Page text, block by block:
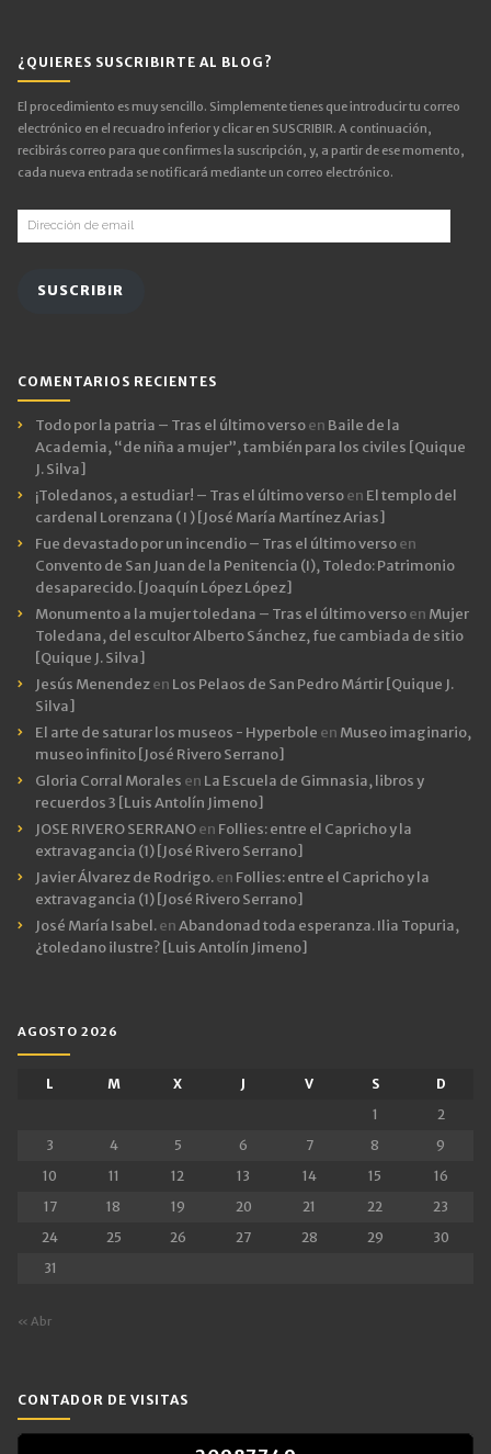
¿QUIERES SUSCRIBIRTE AL BLOG?
El procedimiento es muy sencillo. Simplemente tienes que introducir tu correo
electrónico en el recuadro inferior y clicar en SUSCRIBIR. A continuación,
recibirás correo para que confirmes la suscripción, y, a partir de ese momento,
cada nueva entrada se notificará mediante un correo electrónico.
Dirección
de
SUSCRIBIR
COMENTARIOS RECIENTES
Todo por la patria – Tras el último versoen Baile de la
Academia, “de niña a mujer”, también para los civiles [Quique
J. Silva]
¡Toledanos, a estudiar! – Tras el último versoen El templo del
cardenal Lorenzana ( I ) [José María Martínez Arias]
Fue devastado por un incendio – Tras el último versoen
Convento de San Juan de la Penitencia (I), Toledo: Patrimonio
desaparecido. [Joaquín López López]
Monumento a la mujer toledana – Tras el último versoen Mujer
Toledana, del escultor Alberto Sánchez, fue cambiada de sitio
[Quique J. Silva]
Jesús Menendezen Los Pelaos de San Pedro Mártir [Quique J.
Silva]
El arte de saturar los museos - Hyperbole en Museo imaginario,
museo infinito [José Rivero Serrano]
Gloria Corral Morales en La Escuela de Gimnasia, libros y
recuerdos 3 [Luis Antolín Jimeno]
JOSE RIVERO SERRANOen Follies: entre el Capricho y la
extravagancia (1) [José Rivero Serrano]
Javier Álvarez de Rodrigo.en Follies: entre el Capricho y la
extravagancia (1) [José Rivero Serrano]
José María Isabel.enAbandonad toda esperanza. Ilia Topuria,
¿toledano ilustre? [Luis Antolín Jimeno]
AGOSTO 2026
L M X J V S
D
1
2
3
4 5 6 7 8
9
10
11 12 13 14 15
16
17
18 19 20 21 22
23
24
25 26 27 28 29
30
31
« Abr
CONTADOR DE VISITAS